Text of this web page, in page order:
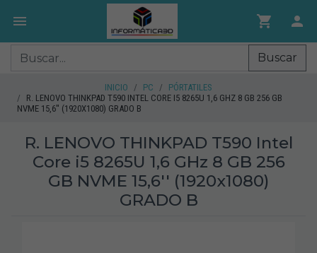
Buscar
INICIO PC
PÓRTATILES
R. LENOVO THINKPAD T590 INTEL CORE I5 8265U 1,6 GHZ 8 GB 256 GB
NVME 15,6'' (1920X1080) GRADO B
R. LENOVO THINKPAD T590 Intel
Core i5 8265U 1,6 GHz 8 GB 256
GB NVME 15,6'' (1920x1080)
GRADO B